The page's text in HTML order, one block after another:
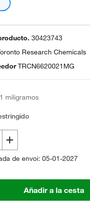
30423743
Research Chemicals
TRCN6620021MG
1 miligramos
de envoi: 05-01-2027
Añadir a la cesta